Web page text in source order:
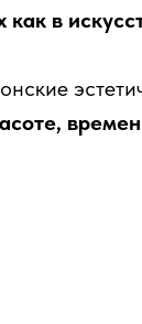
как в